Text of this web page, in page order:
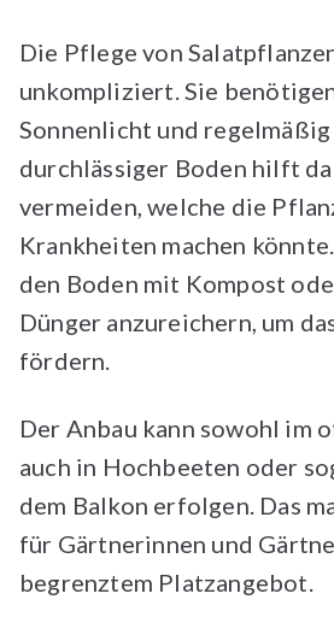
Die Pflege von
unkompliziert. Sie
Sonnenlicht und regelmäßig
durchlässiger Boden hilft
vermeiden, welche die
Krankheiten machen
den Boden mit Kompost
Dünger anzureichern, um
fördern.
Der Anbau kann sowohl im
auch in Hochbeeten oder
dem Balkon erfolgen. Das
für Gärtnerinnen und
begrenztem Platzangebot.